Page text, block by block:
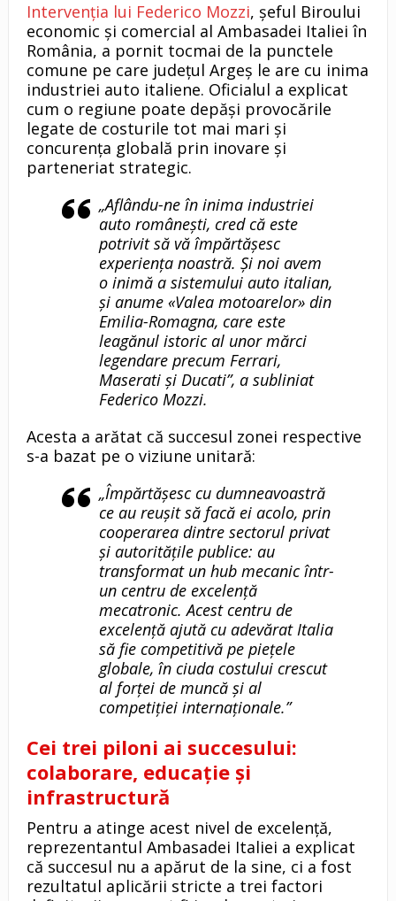
Intervenția lui Federico Mozzi, șeful Biroului
economic și comercial al Ambasadei Italiei în
România, a pornit tocmai de la punctele
comune pe care județul Argeș le are cu inima
industriei auto italiene. Oficialul a explicat
cum o regiune poate depăși provocările
legate de costurile tot mai mari și
concurența globală prin inovare și
parteneriat strategic.
„Aflându-ne în inima industriei
auto românești, cred că este
potrivit să vă împărtășesc
experiența noastră. Și noi avem
o inimă a sistemului auto italian,
și anume «Valea motoarelor» din
Emilia-Romagna, care este
leagănul istoric al unor mărci
legendare precum Ferrari,
Maserati și Ducati”, a subliniat
Federico Mozzi.
Acesta a arătat că succesul zonei respective
s-a bazat pe o viziune unitară:
„Împărtășesc cu dumneavoastră
ce au reușit să facă ei acolo, prin
cooperarea dintre sectorul privat
și autoritățile publice: au
transformat un hub mecanic într-
un centru de excelență
mecatronic. Acest centru de
excelență ajută cu adevărat Italia
să fie competitivă pe piețele
globale, în ciuda costului crescut
al forței de muncă și al
competiției internaționale.”
Cei trei piloni ai succesului:
colaborare, educație și
infrastructură
Pentru a atinge acest nivel de excelență,
reprezentantul Ambasadei Italiei a explicat
că succesul nu a apărut de la sine, ci a fost
rezultatul aplicării stricte a trei factori